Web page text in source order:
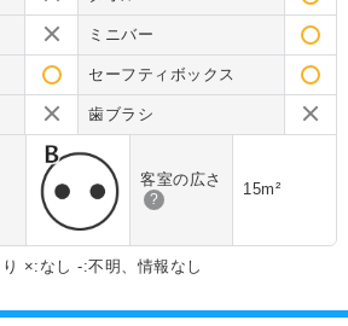
ミニバー
セーフティボックス
歯ブラシ
客室の広さ
?
15m²
×:なし -:不明、情報なし